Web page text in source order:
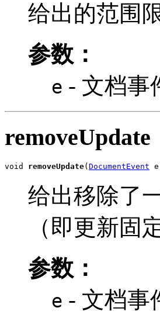
给出的范围
参数：
e - 文档事
removeUpdate
void removeUpdate(DocumentEvent
给出移除了
（即更新固
参数：
e - 文档事